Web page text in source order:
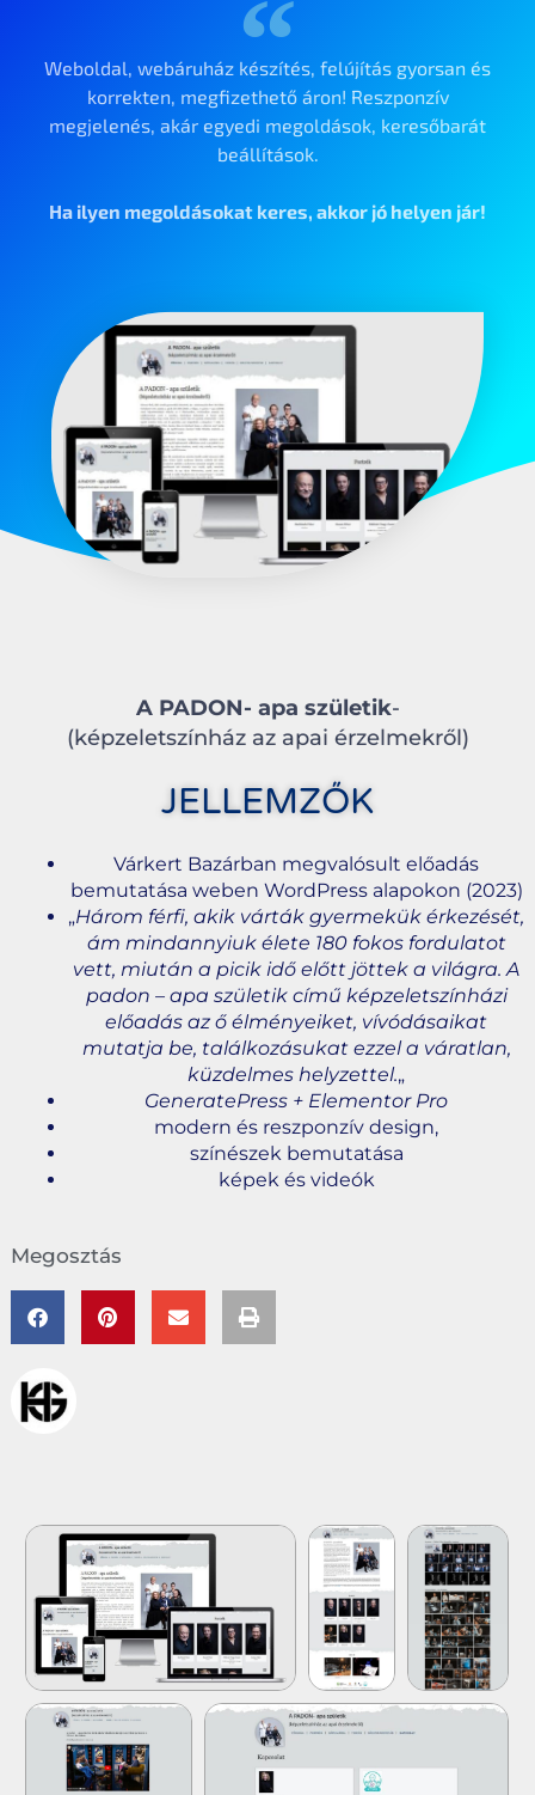
Weboldal, webáruház készítés, felújítás gyorsan és
korrekten, megfizethető áron! Reszponzív
megjelenés, akár egyedi megoldások, keresőbarát
beállítások.
Ha ilyen megoldásokat keres, akkor jó helyen jár!
A PADON- apa születik-
(képzeletszínház az apai érzelmekről)
JELLEMZŐK
Várkert Bazárban megvalósult előadás
bemutatása weben WordPress alapokon (2023)
„Három férfi, akik várták gyermekük érkezését,
ám mindannyiuk élete 180 fokos fordulatot
vett, miután a picik idő előtt jöttek a világra. A
padon – apa születik című képzeletszínházi
előadás az ő élményeiket, vívódásaikat
mutatja be, találkozásukat ezzel a váratlan,
küzdelmes helyzettel.„
GeneratePress + Elementor Pro
modern és reszponzív design,
színészek bemutatása
képek és videók
Megosztás